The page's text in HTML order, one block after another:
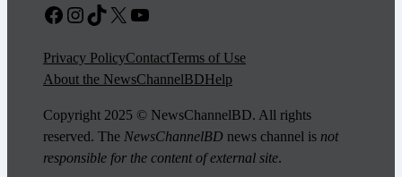
Facebook
Instagram
TikTok
X YouTube
Privacy PolicyContactTerms of Use
About the NewsChannelBDHelp
Copyright 2025 © NewsChannelBD. All rights
reserved. The NewsChannelBD news channel is not
responsible for the content of external site.